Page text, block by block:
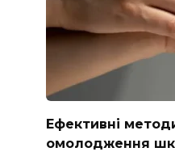
Ефективні
омолодження